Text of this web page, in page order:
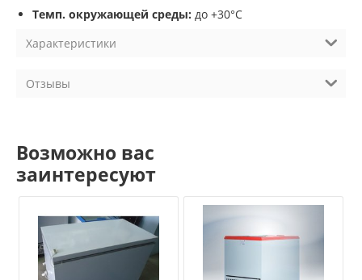
Темп. окружающей среды: до +30°С
Характеристики
Отзывы
Возможно вас
заинтересуют